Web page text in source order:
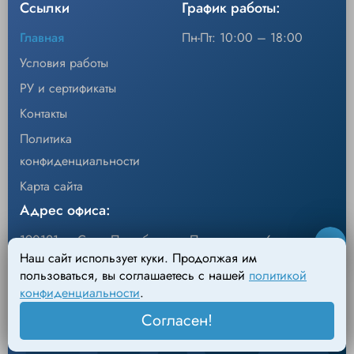
Ссылки
Главная
Условия работы
РУ и сертификаты
Контакты
Политика
конфиденциальности
Карта сайта
График работы:
Пн-Пт: 10:00 – 18:00
Адрес офиса:
190121, г. Санкт-Петербург, ул.Перевозная, 6
Адрес склада:
198095, г. Санкт-Петербург, Михайловский пер., д.4
Наш сайт использует куки. Продолжая им
пользоваться, вы соглашаетесь с нашей политикой
конфиденциальности.
Согласен!